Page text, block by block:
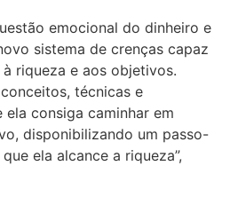
emocional do dinheiro e
sistema de crenças capaz
riqueza e aos objetivos.
técnicas e
consiga caminhar em
disponibilizando um passo-
ela alcance a riqueza”,